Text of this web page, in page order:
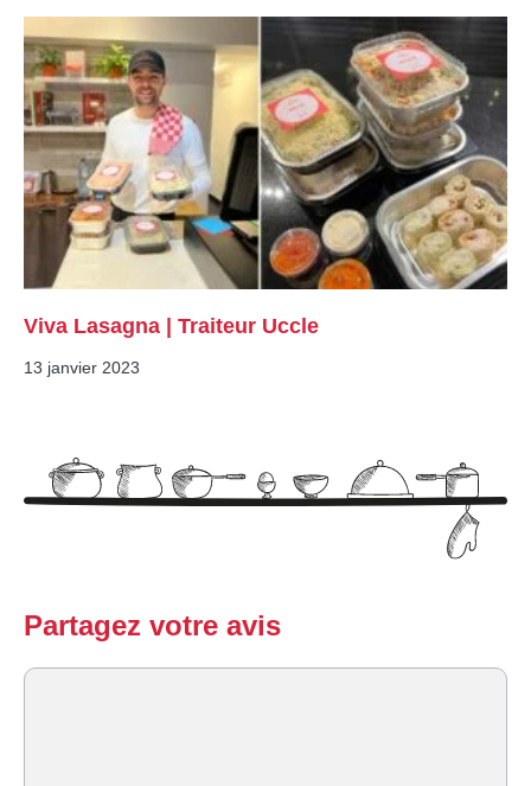
Viva Lasagna | Traiteur Uccle
13 janvier 2023
Partagez votre avis
Commentaire